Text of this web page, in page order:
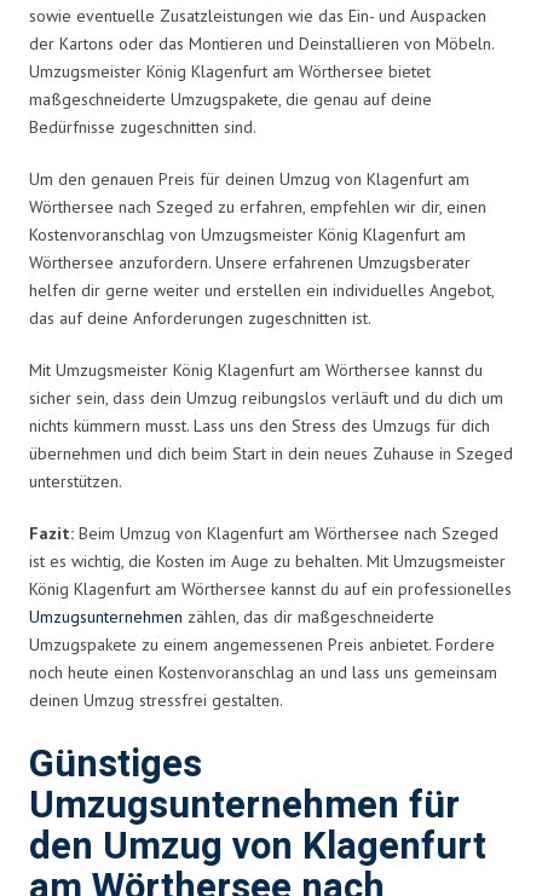
sowie eventuelle Zusatzleistungen wie das Ein- und Auspacken
der Kartons oder das Montieren und Deinstallieren von Möbeln.
Umzugsmeister König Klagenfurt am Wörthersee bietet
maßgeschneiderte Umzugspakete, die genau auf deine
Bedürfnisse zugeschnitten sind.
Um den genauen Preis für deinen Umzug von Klagenfurt am
Wörthersee nach Szeged zu erfahren, empfehlen wir dir, einen
Kostenvoranschlag von Umzugsmeister König Klagenfurt am
Wörthersee anzufordern. Unsere erfahrenen Umzugsberater
helfen dir gerne weiter und erstellen ein individuelles Angebot,
das auf deine Anforderungen zugeschnitten ist.
Mit Umzugsmeister König Klagenfurt am Wörthersee kannst du
sicher sein, dass dein Umzug reibungslos verläuft und du dich um
nichts kümmern musst. Lass uns den Stress des Umzugs für dich
übernehmen und dich beim Start in dein neues Zuhause in Szeged
unterstützen.
Fazit: Beim Umzug von Klagenfurt am Wörthersee nach Szeged
ist es wichtig, die Kosten im Auge zu behalten. Mit Umzugsmeister
König Klagenfurt am Wörthersee kannst du auf ein professionelles
Umzugsunternehmen zählen, das dir maßgeschneiderte
Umzugspakete zu einem angemessenen Preis anbietet. Fordere
noch heute einen Kostenvoranschlag an und lass uns gemeinsam
deinen Umzug stressfrei gestalten.
Günstiges
Umzugsunternehmen für
den Umzug von Klagenfurt